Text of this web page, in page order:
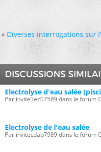
« Diverses interrogations sur
DISCUSSIONS
Electrolyse d'eau salée
Par invite1ec07589 dans le forum
Electrolyse de l'eau salée
Par invitecdab7989 dans le forum